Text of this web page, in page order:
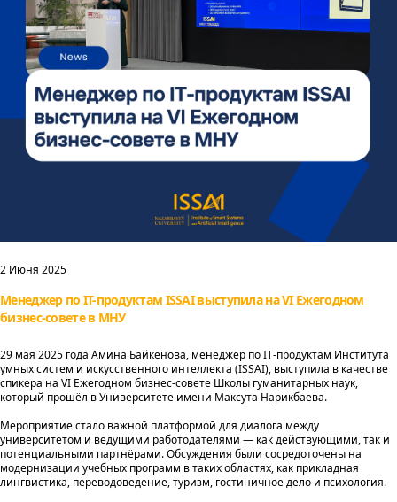
2 Июня 2025
Менеджер по IT-продуктам ISSAI выступила на VI Ежегодном
бизнес-совете в МНУ
29 мая 2025 года Амина Байкенова, менеджер по IT-продуктам Института
умных систем и искусственного интеллекта (ISSAI), выступила в качестве
спикера на VI Ежегодном бизнес-совете Школы гуманитарных наук,
который прошёл в Университете имени Максута Нарикбаева.
Мероприятие стало важной платформой для диалога между
университетом и ведущими работодателями — как действующими, так и
потенциальными партнёрами. Обсуждения были сосредоточены на
модернизации учебных программ в таких областях, как прикладная
лингвистика, переводоведение, туризм, гостиничное дело и психология.